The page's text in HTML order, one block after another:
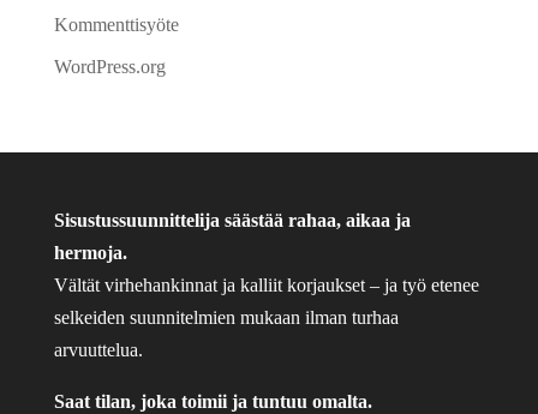
Kommenttisyöte
WordPress.org
Sisustussuunnittelija säästää rahaa, aikaa ja
hermoja.
Vältät virhehankinnat ja kalliit korjaukset – ja työ etenee
selkeiden suunnitelmien mukaan ilman turhaa
arvuuttelua.
Saat tilan, joka toimii ja tuntuu omalta.